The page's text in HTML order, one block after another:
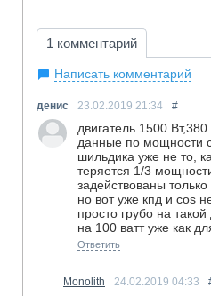
1 комментарий
Написать комментарий
денис 23.02.2019 21:34 #
двигатель 1500
данные по мощности
шильдика уже не то,
теряется 1/3
задействованы
но вот уже кпд и cos
просто грубо на
на 100 ватт уже как
Ответить
Monolith 24.02.2019 04:33